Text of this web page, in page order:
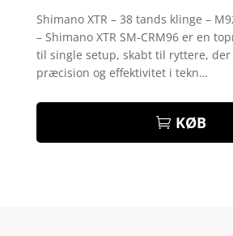
ud af 5
baseret på
kundebedø
mmelser
Shimano XTR – 38 tands klinge –
– Shimano XTR SM-CRM96 er en
til single setup, skabt til ryttere, der
præcision og effektivitet i tekn…
KØB